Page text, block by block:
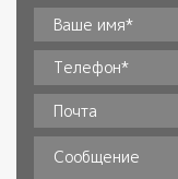
Ваше имя**
Телефон*
Почта